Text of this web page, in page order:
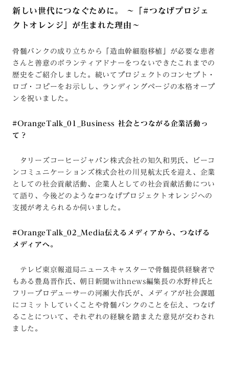
新しい世代につなぐために。 ～「#つなげプロジェ
クトオレンジ」が生まれた理由～
骨髄バンクの成り立ちから「造血幹細胞移植」が必要な患者
さんと善意のボランティアドナーをつないできたこれまでの
歴史をご紹介しました。続いてプロジェクトのコンセプト・
ロゴ・コピーをお示しし、ランディングページの本格オープ
ンを祝いました。
#OrangeTalk_01_Business 社会とつながる企業活動っ
て？
タリーズコーヒージャパン株式会社の知久和男氏、ビーコ
ンコミュニケーションズ株式会社の川見航太氏を迎え、企業
としての社会貢献活動、企業人としての社会貢献活動につい
て語り、今後どのような#つなげプロジェクトオレンジへの
支援が考えられるか伺いました。
#OrangeTalk_02_Media伝えるメディアから、つなげる
メディアへ。
テレビ東京報道局ニュースキャスターで骨髄提供経験者で
もある豊島晋作氏、朝日新聞withnews編集長の水野梓氏と
フリープロデューサーの河瀬大作氏が、メディアが社会課題
にコミットしていくことや骨髄バンクのことを伝え、つなげ
ることについて、それぞれの経験を踏まえた意見が交わされ
ました。